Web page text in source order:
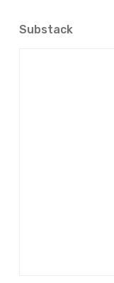
Substack